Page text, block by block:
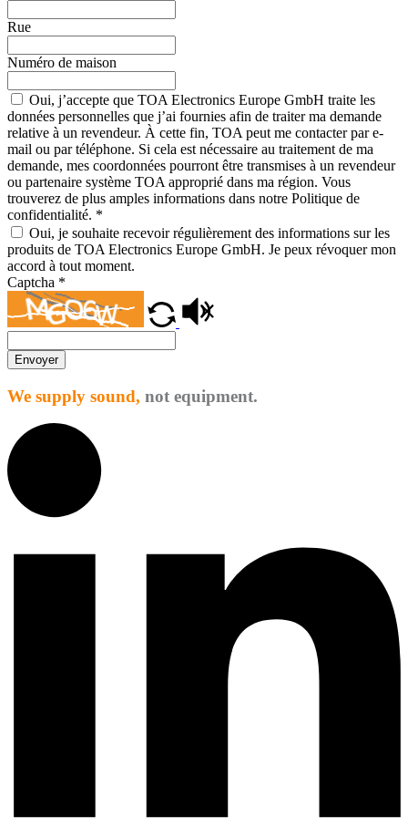
Rue
Numéro de maison
Oui, j’accepte que TOA Electronics Europe GmbH traite les
données personnelles que j’ai fournies afin de traiter ma demande
relative à un revendeur. À cette fin, TOA peut me contacter par e-
mail ou par téléphone. Si cela est nécessaire au traitement de ma
demande, mes coordonnées pourront être transmises à un revendeur
ou partenaire système TOA approprié dans ma région. Vous
trouverez de plus amples informations dans notre Politique de
confidentialité. *
Oui, je souhaite recevoir régulièrement des informations sur les
produits de TOA Electronics Europe GmbH. Je peux révoquer mon
accord à tout moment.
Captcha *
Envoyer
We supply sound, not equipment.